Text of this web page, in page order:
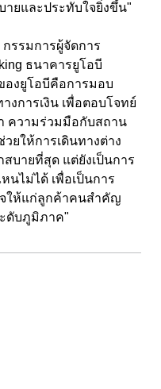
ายและประทับใจยิ่งขึ้น"
รรมการผู้จัดการ
ธนาคารยูโอบี
องยูโอบีคือการมอบ
การเงิน เพื่อตอบโจทย์
ความร่วมมือกับสถาน
ยให้การเดินทางต่าง
สบายที่สุด แต่ยังเป็นการ
นไม่ได้ เพื่อเป็นการ
ให้แก่ลูกค้าคนสำคัญ
ดับภูมิภาค"